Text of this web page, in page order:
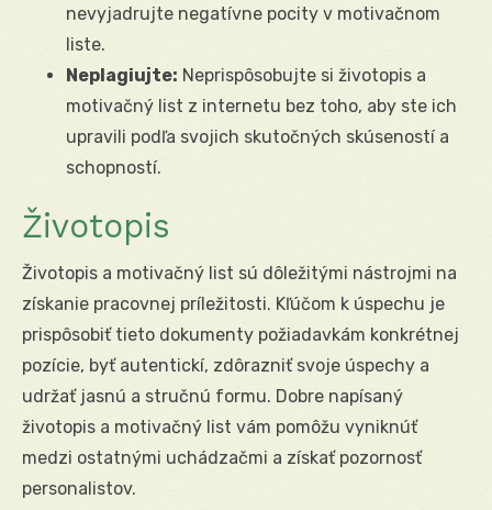
nevyjadrujte negatívne pocity v motivačnom
liste.
Neplagiujte: Neprispôsobujte si životopis a
motivačný list z internetu bez toho, aby ste ich
upravili podľa svojich skutočných skúseností a
schopností.
Životopis
Životopis a motivačný list sú dôležitými nástrojmi na
získanie pracovnej príležitosti. Kľúčom k úspechu je
prispôsobiť tieto dokumenty požiadavkám konkrétnej
pozície, byť autentickí, zdôrazniť svoje úspechy a
udržať jasnú a stručnú formu. Dobre napísaný
životopis a motivačný list vám pomôžu vyniknúť
medzi ostatnými uchádzačmi a získať pozornosť
personalistov.